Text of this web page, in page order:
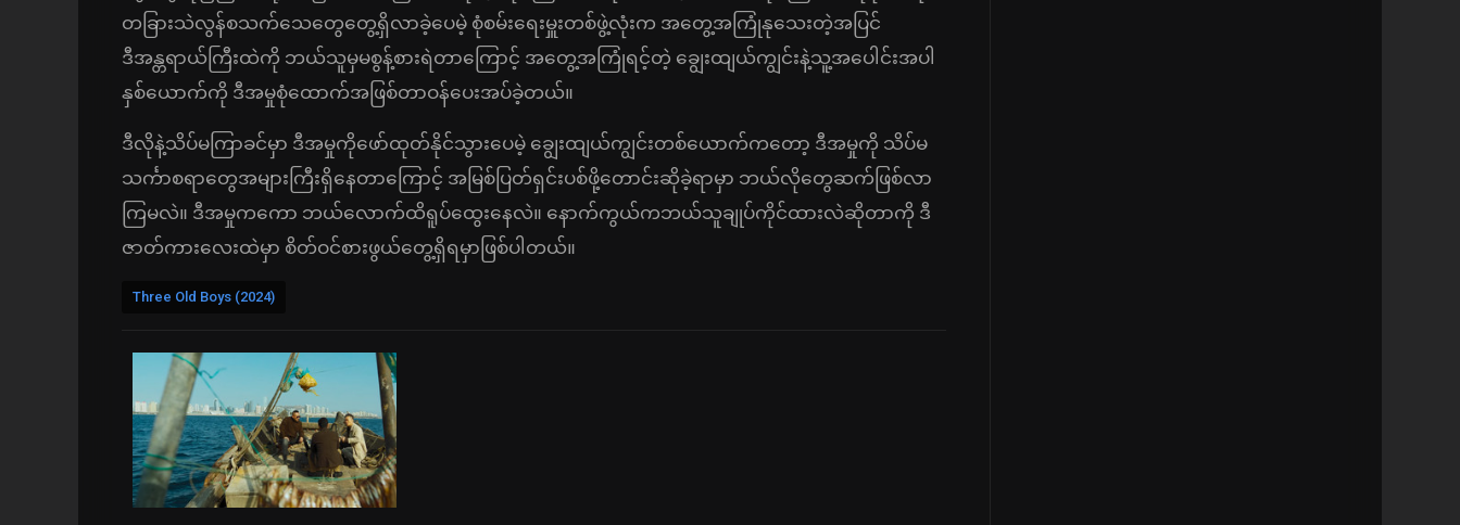
တခြားသဲလွန်စသက်သေတွေတွေ့ရှိလာခဲ့ပေမဲ့ စုံစမ်းရေးမှူးတစ်ဖွဲ့လုံးက အတွေ့အကြုံနုသေးတဲ့အပြင်
ဒီအန္တရာယ်ကြီးထဲကို ဘယ်သူမှမစွန့်စားရဲတာကြောင့် အတွေ့အကြုံရင့်တဲ့ ချွေးထျယ်ကျွင်းနဲ့သူ့အပေါင်းအပါ
နှစ်ယောက်ကို ဒီအမှုစုံထောက်အဖြစ်တာဝန်ပေးအပ်ခဲ့တယ်။
ဒီလိုနဲ့သိပ်မကြာခင်မှာ ဒီအမှုကိုဖော်ထုတ်နိုင်သွားပေမဲ့ ချွေးထျယ်ကျွင်းတစ်ယောက်ကတော့ ဒီအမှုကို သိပ်မ
သင်္ကာစရာတွေအများကြီးရှိနေတာကြောင့် အမြစ်ပြတ်ရှင်းပစ်ဖို့တောင်းဆိုခဲ့ရာမှာ ဘယ်လိုတွေဆက်ဖြစ်လာ
ကြမလဲ။ ဒီအမှုကကော ဘယ်လောက်ထိရူပ်ထွေးနေလဲ။ နောက်ကွယ်ကဘယ်သူချုပ်ကိုင်ထားလဲဆိုတာကို ဒီ
ဇာတ်ကားလေးထဲမှာ စိတ်ဝင်စားဖွယ်တွေ့ရှိရမှာဖြစ်ပါတယ်။
Three Old Boys (2024)